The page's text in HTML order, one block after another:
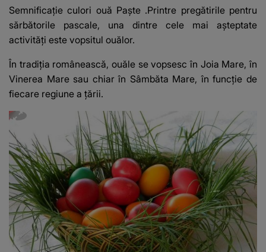
Semnificație culori ouă Paște .Printre pregătirile pentru
sărbătorile pascale, una dintre cele mai așteptate
activități este vopsitul ouălor.
În tradiția românească, ouăle se vopsesc în Joia Mare, în
Vinerea Mare sau chiar în Sâmbăta Mare, în funcție de
fiecare regiune a țării.